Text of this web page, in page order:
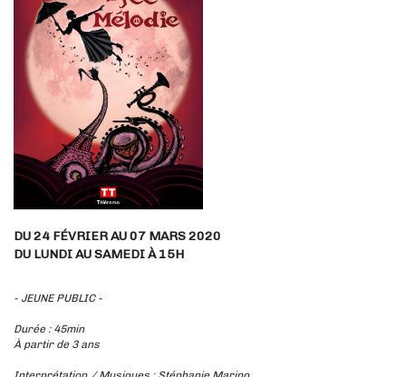
DU 24 FÉVRIER AU 07 MARS 2020
DU LUNDI AU SAMEDI À 15H
- JEUNE PUBLIC -
Durée : 45min
À partir de 3 ans